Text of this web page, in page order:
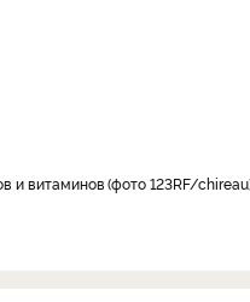
и витаминов фото 123RF/chireau